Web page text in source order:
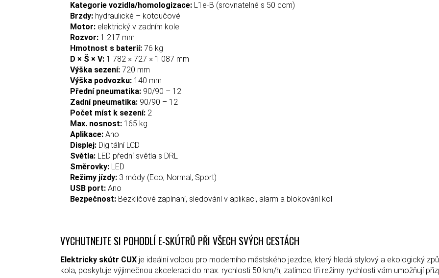
Kategorie vozidla/homologizace: L1e-B (srovnatelné s 50 ccm)
Brzdy: hydraulické – kotoučové
Motor: elektrický v zadním kole
Rozvor: 1 217 mm
Hmotnost s baterií: 76 kg
D × Š × V: 1 782 × 727 × 1 087 mm
Výška sezení: 720 mm
Výška podvozku: 140 mm
Přední pneumatika: 90/90 – 12
Zadní pneumatika: 90/90 – 12
Počet míst k sezení: 2
Max. nosnost: 165 kg
Aplikace: Ano
Displej: Digitální LCD
Světla: LED přední světla s DRL
Směrovky: LED
Režimy jízdy: 3 módy (Eco, Normal, Sport)
USB port: Ano
Bezpečnost: Bezklíčové zapínaní, sledování v aplikaci, alarm a blokování kol
VYCHUTNEJTE SI POHODLÍ E-SKÚTRŮ PŘI VŠECH SVÝCH CESTÁCH
Elektricky skútr CUX je ideální volbou pro moderního městského jezdce, který hledá stylový a ekologický
kola, poskytuje výjimečnou akceleraci do max. rychlosti 50 km/h, zatímco tři režimy rychlosti vám umožňují